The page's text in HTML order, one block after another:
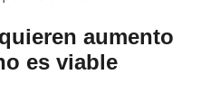
aumento
es viable